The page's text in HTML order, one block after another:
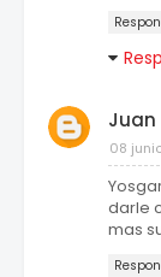
Juan
08
darle
mas